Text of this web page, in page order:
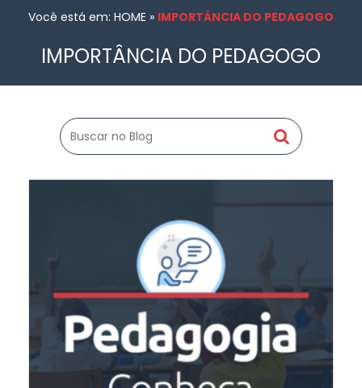
Você está em: HOME » IMPORTÂNCIA DO PEDAGOGO
IMPORTÂNCIA DO PEDAGOGO